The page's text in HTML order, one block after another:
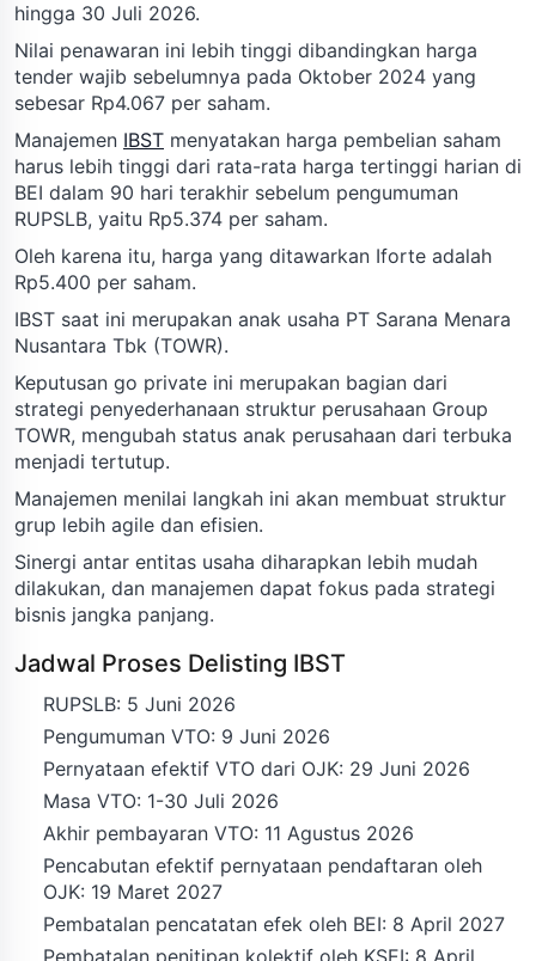
hingga 30 Juli 2026.
Nilai penawaran ini lebih tinggi dibandingkan harga
tender wajib sebelumnya pada Oktober 2024 yang
sebesar Rp4.067 per saham.
Manajemen IBST menyatakan harga pembelian saham
harus lebih tinggi dari rata-rata harga tertinggi harian di
BEI dalam 90 hari terakhir sebelum pengumuman
RUPSLB, yaitu Rp5.374 per saham.
Oleh karena itu, harga yang ditawarkan Iforte adalah
Rp5.400 per saham.
IBST saat ini merupakan anak usaha PT Sarana Menara
Nusantara Tbk (TOWR).
Keputusan go private ini merupakan bagian dari
strategi penyederhanaan struktur perusahaan Group
TOWR, mengubah status anak perusahaan dari terbuka
menjadi tertutup.
Manajemen menilai langkah ini akan membuat struktur
grup lebih agile dan efisien.
Sinergi antar entitas usaha diharapkan lebih mudah
dilakukan, dan manajemen dapat fokus pada strategi
bisnis jangka panjang.
Jadwal Proses Delisting IBST
RUPSLB: 5 Juni 2026
Pengumuman VTO: 9 Juni 2026
Pernyataan efektif VTO dari OJK: 29 Juni 2026
Masa VTO: 1-30 Juli 2026
Akhir pembayaran VTO: 11 Agustus 2026
Pencabutan efektif pernyataan pendaftaran oleh
OJK: 19 Maret 2027
Pembatalan pencatatan efek oleh BEI: 8 April 2027
Pembatalan penitipan kolektif oleh KSEI: 8 April